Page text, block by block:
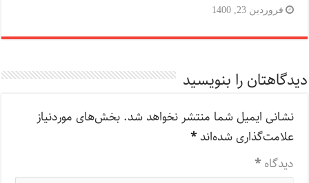
فروردین 23, 1400
دیدگاهتان را بنویسید
نشانی ایمیل شما منتشر نخواهد شد. بخش‌های موردنیاز
علامت‌گذاری شده‌اند*
دیدگاه*